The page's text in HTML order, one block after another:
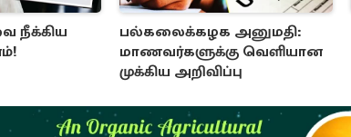
நீக்கிய
பல்கலைக்கழக அனுமதி:
மாணவர்களுக்கு வெளியான
முக்கிய அறிவிப்பு